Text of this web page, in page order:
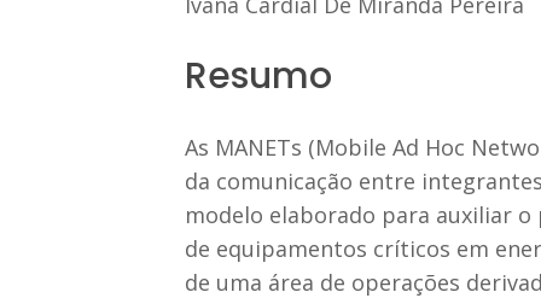
Resumo
As MANETs (Mobile Ad Hoc
da comunicação entre
modelo elaborado para auxiliar o
de equipamentos críticos em
de uma área de operações